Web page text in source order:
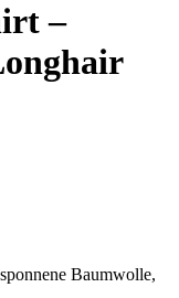
–
Baumwolle,